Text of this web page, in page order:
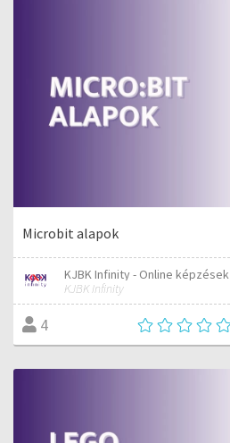
Microbit alapok
KJBK Infinity - Online képzések
KJBK Infinity
4